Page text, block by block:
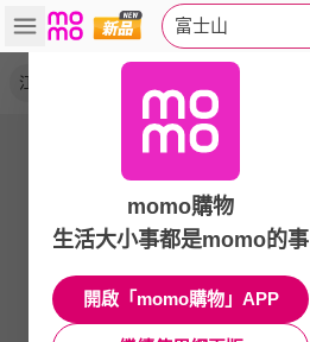
富士山
江戶勝
momo購物
生活大小事都是momo的事
開啟「momo購物」APP